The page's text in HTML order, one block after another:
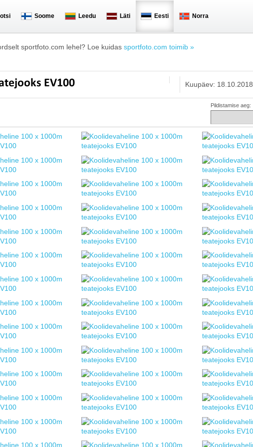
Soome Leedu Läti Eesti Norra
sportfoto.com lehel? Loe kuidas sportfoto.com toimib »
EV100 Kuupäev: 18.10.2018
Pildistamise aeg: